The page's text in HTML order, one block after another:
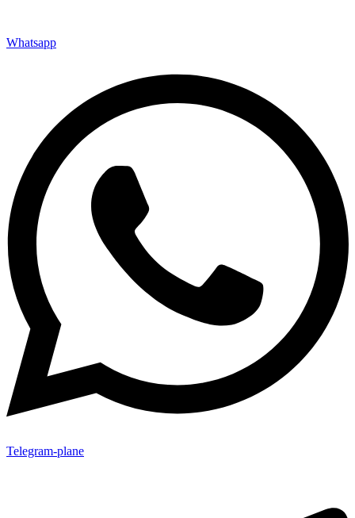
Whatsapp
Telegram-plane